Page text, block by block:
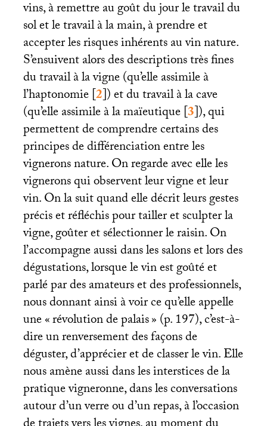
vins, à remettre au goût du jour le travail du
sol et le travail à la main, à prendre et
accepter les risques inhérents au vin nature.
S’ensuivent alors des descriptions très fines
du travail à la vigne (qu’elle assimile à
l’haptonomie[2]) et du travail à la cave
(qu’elle assimile à la maïeutique[3]), qui
permettent de comprendre certains des
principes de différenciation entre les
vignerons nature. On regarde avec elle les
vignerons qui observent leur vigne et leur
vin. On la suit quand elle décrit leurs gestes
précis et réfléchis pour tailler et sculpter la
vigne, goûter et sélectionner le raisin. On
l’accompagne aussi dans les salons et lors des
dégustations, lorsque le vin est goûté et
parlé par des amateurs et des professionnels,
nous donnant ainsi à voir ce qu’elle appelle
une «révolution de palais» (p. 197), c’est-à-
dire un renversement des façons de
déguster, d’apprécier et de classer le vin. Elle
nous amène aussi dans les interstices de la
pratique vigneronne, dans les conversations
autour d’un verre ou d’un repas, à l’occasion